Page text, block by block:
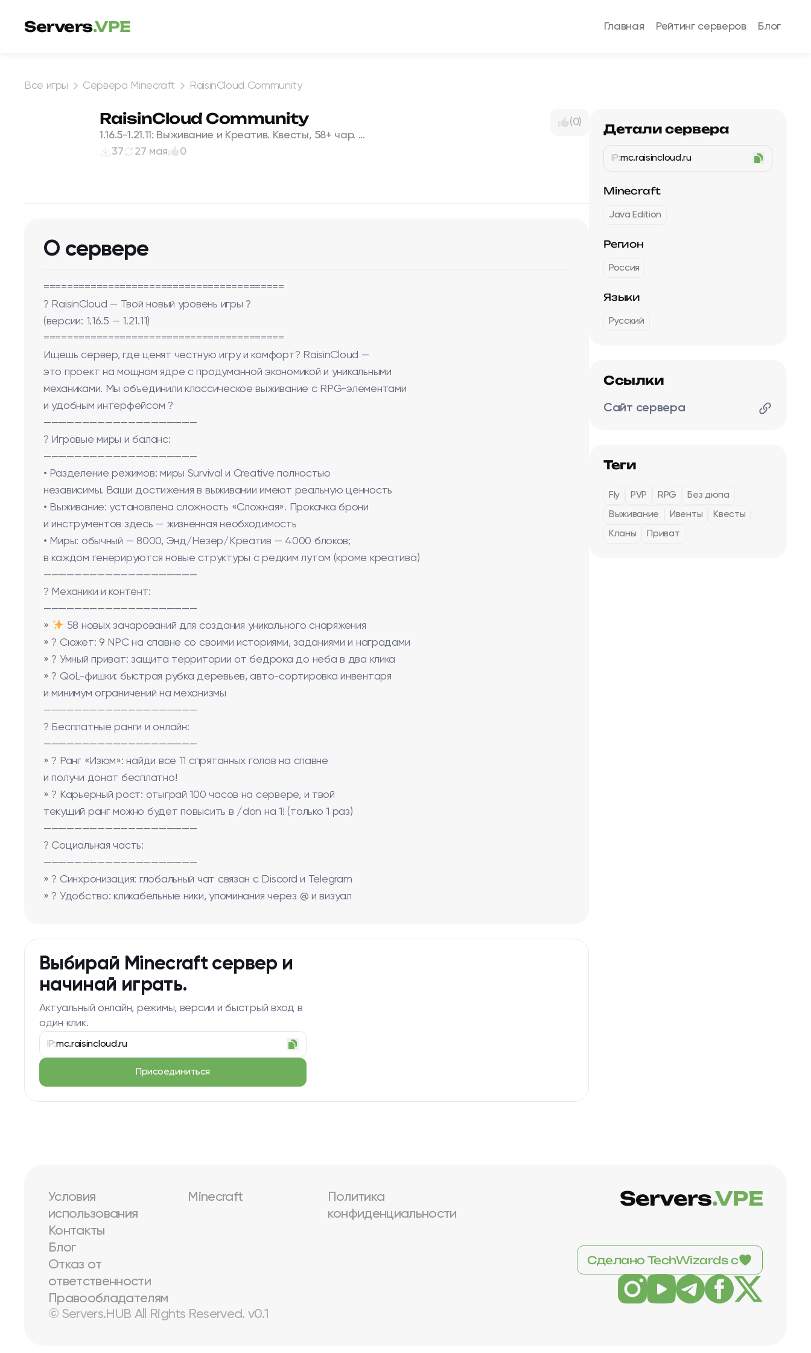
Servers.VPE Главная Рейтинг серверов Блог
Все игры Сервера Minecraft RaisinCloud Community
RaisinCloud Community
1.16.5-1.21.11: Выживание и Креатив. Квесты, 58+ чар. ...
37
27 мая 0
(0)
О сервере
=========================================
? RaisinCloud — Твой новый уровень игры ?
(версии: 1.16.5 — 1.21.11)
=========================================
Ищешь сервер, где ценят честную игру и комфорт? RaisinCloud —
это проект на мощном ядре с продуманной экономикой и уникальными
механиками. Мы объединили классическое выживание с RPG-элементами
и удобным интерфейсом ?
————————————————————
? Игровые миры и баланс:
————————————————————
• Разделение режимов: миры Survival и Creative полностью
независимы. Ваши достижения в выживании имеют реальную ценность
• Выживание: установлена сложность «Сложная». Прокачка брони
и инструментов здесь — жизненная необходимость
• Миры: обычный — 8000, Энд/Незер/Креатив — 4000 блоков;
в каждом генерируются новые структуры с редким лутом (кроме креатива)
————————————————————
? Механики и контент:
————————————————————
»
58 новых зачарований для создания уникального снаряжения
» ? Сюжет: 9 NPC на спавне со своими историями, заданиями и наградами
» ?️ Умный приват: защита территории от бедрока до неба в два клика
» ? QoL-фишки: быстрая рубка деревьев, авто-сортировка инвентаря
и минимум ограничений на механизмы
————————————————————
? Бесплатные ранги и онлайн:
————————————————————
» ? Ранг «Изюм»: найди все 11 спрятанных голов на спавне
и получи донат бесплатно!
» ? Карьерный рост: отыграй 100 часов на сервере, и твой
текущий ранг можно будет повысить в /don на 1! (только 1 раз)
————————————————————
? Социальная часть:
————————————————————
» ? Синхронизация: глобальный чат связан с Discord и Telegram
» ? Удобство: кликабельные ники, упоминания через @ и визуал
Выбирай Minecraft сервер и
начинай играть.
Актуальный онлайн, режимы, версии и быстрый вход в
один клик.
IP:mc.raisincloud.ru
Присоединиться
Детали сервера
IP:mc.raisincloud.ru
Minecraft
Java Edition
Регион
Россия
Языки
Русский
Ссылки
Сайт сервера
Теги
Fly PVP RPG
Без дюпа
Выживание
Ивенты
Квесты
Кланы
Приват
Условия
использования
Контакты
Блог
Отказ от
ответственности
Правообладателям
Minecraft
Политика
конфиденциальности
© Servers.HUB All Rights Reserved. v0.1
Servers.VPE
Сделано TechWizards с